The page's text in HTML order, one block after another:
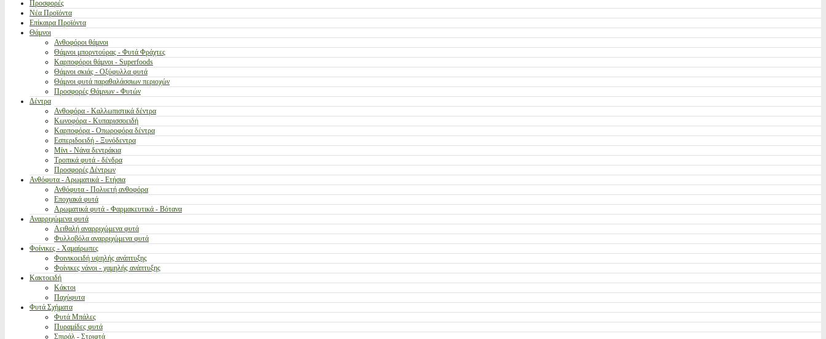
Προσφορές
Νέα Προϊόντα
Επίκαιρα Προϊόντα
Θάμνοι
Ανθοφόροι θάμνοι
Θάμνοι μπορντούρας - Φυτά Φράχτες
Καρποφόροι θάμνοι - Superfoods
Θάμνοι σκιάς - Οξύφυλλα φυτά
Θάμνοι φυτά παραθαλάσσιων περιοχών
Προσφορές Θάμνων - Φυτών
Δέντρα
Ανθοφόρα - Καλλωπιστικά δέντρα
Κωνοφόρα - Κυπαρισσοειδή
Καρποφόρα - Οπωροφόρα δέντρα
Εσπεριδοειδή - Ξυνόδεντρα
Μίνι - Νάνα δεντράκια
Τροπικά φυτά - δένδρα
Προσφορές Δέντρων
Ανθόφυτα - Αρωματικά - Ετήσια
Ανθόφυτα - Πολυετή ανθοφόρα
Εποχιακά φυτά
Αρωματικά φυτά - Φαρμακευτικά - Βότανα
Αναρριχώμενα φυτά
Αειθαλή αναρριχώμενα φυτά
Φυλλοβόλα αναρριχώμενα φυτά
Φοίνικες - Χαμαίρωπες
Φοινικοειδή υψηλής ανάπτυξης
Φοίνικες νάνοι - χαμηλής ανάπτυξης
Κακτοειδή
Κάκτοι
Παχύφυτα
Φυτά Σχήματα
Φυτά Μπάλες
Πυραμίδες φυτά
Σπιράλ - Στριφτά